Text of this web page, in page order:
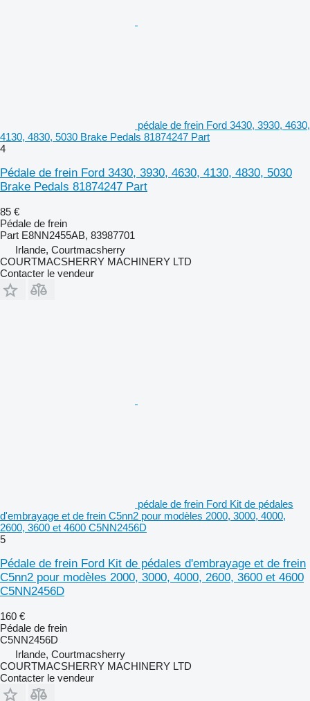
pédale de frein Ford 3430, 3930, 4630,
4130, 4830, 5030 Brake Pedals 81874247 Part
4
Pédale de frein Ford 3430, 3930, 4630, 4130, 4830, 5030
Brake Pedals 81874247 Part
85 €
Pédale de frein
Part E8NN2455AB, 83987701
Irlande, Courtmacsherry
COURTMACSHERRY MACHINERY LTD
Contacter le vendeur
pédale de frein Ford Kit de pédales
d'embrayage et de frein C5nn2 pour modèles 2000, 3000, 4000,
2600, 3600 et 4600 C5NN2456D
5
Pédale de frein Ford Kit de pédales d'embrayage et de frein
C5nn2 pour modèles 2000, 3000, 4000, 2600, 3600 et 4600
C5NN2456D
160 €
Pédale de frein
C5NN2456D
Irlande, Courtmacsherry
COURTMACSHERRY MACHINERY LTD
Contacter le vendeur